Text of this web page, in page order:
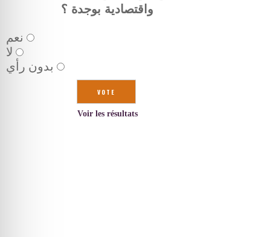
واقتصادية بوجدة ؟
نعم
لا
بدون رأي
Voir les résultats